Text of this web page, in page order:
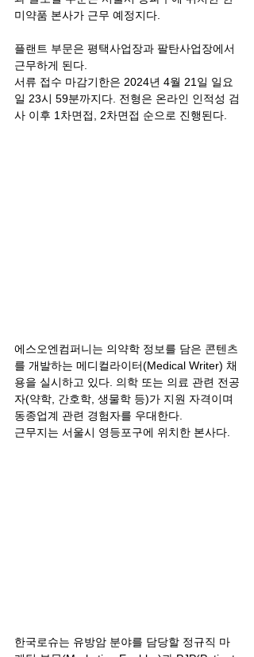
미약품 본사가 근무 예정지다.
플랜트 부문은 평택사업장과 팔탄사업장에서
근무하게 된다.
서류 접수 마감기한은 2024년 4월 21일 일요
일 23시 59분까지다. 전형은 온라인 인적성 검
사 이후 1차면접, 2차면접 순으로 진행된다.
에스오엔컴퍼니는 의약학 정보를 담은 콘텐츠
를 개발하는 메디컬라이터(Medical Writer) 채
용을 실시하고 있다. 의학 또는 의료 관련 전공
자(약학, 간호학, 생물학 등)가 지원 자격이며
동종업계 관련 경험자를 우대한다.
근무지는 서울시 영등포구에 위치한 본사다.
한국로슈는 유방암 분야를 담당할 정규직 마